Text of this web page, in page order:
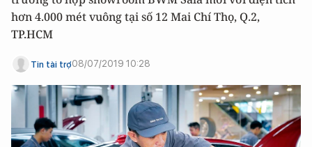
hơn 4.000 mét vuông tại số 12 Mai Chí Thọ, Q.2,
TP.HCM
Tin tài trợ08/07/2019 10:28